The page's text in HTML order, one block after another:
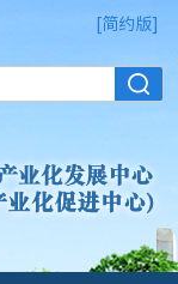
[简约版]